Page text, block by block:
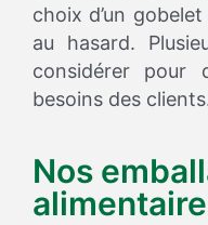
choix d’un
au hasard.
considérer pour
besoins des
Nos